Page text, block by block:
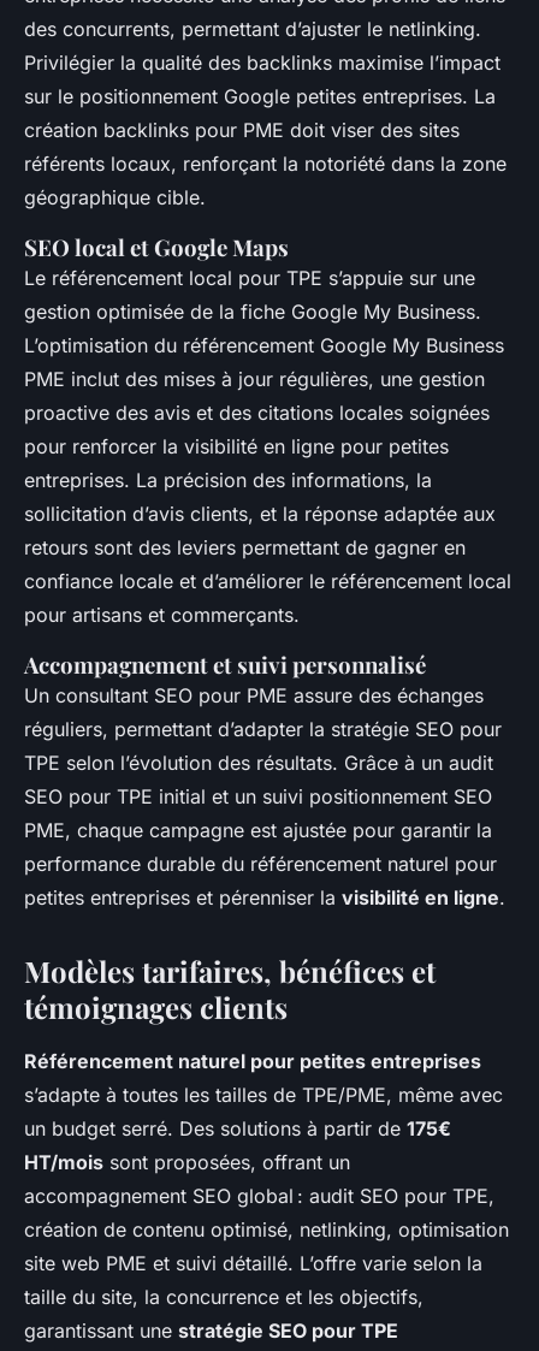
des concurrents, permettant d’ajuster le netlinking.
Privilégier la qualité des backlinks maximise l’impact
sur le positionnement Google petites entreprises. La
création backlinks pour PME doit viser des sites
référents locaux, renforçant la notoriété dans la zone
géographique cible.
SEO local et Google Maps
Le référencement local pour TPE s’appuie sur une
gestion optimisée de la fiche Google My Business.
L’optimisation du référencement Google My Business
PME inclut des mises à jour régulières, une gestion
proactive des avis et des citations locales soignées
pour renforcer la visibilité en ligne pour petites
entreprises. La précision des informations, la
sollicitation d’avis clients, et la réponse adaptée aux
retours sont des leviers permettant de gagner en
confiance locale et d’améliorer le référencement local
pour artisans et commerçants.
Accompagnement et suivi personnalisé
Un consultant SEO pour PME assure des échanges
réguliers, permettant d’adapter la stratégie SEO pour
TPE selon l’évolution des résultats. Grâce à un audit
SEO pour TPE initial et un suivi positionnement SEO
PME, chaque campagne est ajustée pour garantir la
performance durable du référencement naturel pour
petites entreprises et pérenniser la visibilité en ligne.
Modèles tarifaires, bénéfices et
témoignages clients
Référencement naturel pour petites entreprises
s’adapte à toutes les tailles de TPE/PME, même avec
un budget serré. Des solutions à partir de 175€
HT/mois sont proposées, offrant un
accompagnement SEO global : audit SEO pour TPE,
création de contenu optimisé, netlinking, optimisation
site web PME et suivi détaillé. L’offre varie selon la
taille du site, la concurrence et les objectifs,
garantissant une stratégie SEO pour TPE